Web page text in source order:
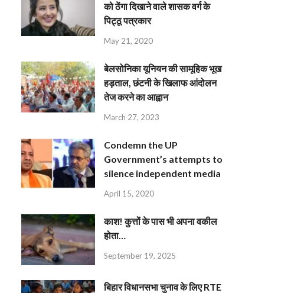
को ठेंगा दिखाने वाले शासक वर्ग के
पिट्ठू पत्रकार
May 21, 2020
बेलसोनिका यूनियन की सामूहिक भूख
हड़ताल, छंटनी के खिलाफ आंदोलन
तेज करने का आह्वान
March 27, 2023
Condemn the UP
Government’s attempts to
silence independent media
April 15, 2020
काश! कुत्तों के पास भी अपना वकील
होता…
September 19, 2025
बिहार विधानसभा चुनाव के लिए RTE